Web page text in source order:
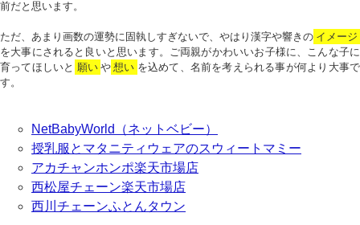
前だと思います。
ただ、あまり画数の運勢に固執しすぎないで、やはり漢字や響きの イメージ
を大事にされると良いと思います。ご両親がかわいいお子様に、こんな子に
育ってほしいと 願い や 想い を込めて、名前を考えられる事が何より大事で
す。
NetBabyWorld（ネットベビー）
授乳服とマタニティウェアのスウィートマミー
アカチャンホンポ楽天市場店
西松屋チェーン楽天市場店
西川チェーンふとんタウン